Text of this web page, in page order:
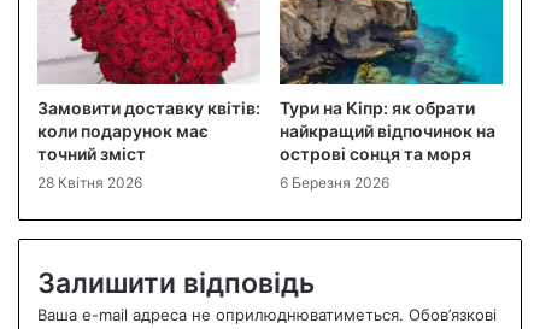
Замовити доставку квітів:
коли подарунок має
точний зміст
28 Квітня 2026
Тури на Кіпр: як обрати
найкращий відпочинок на
острові сонця та моря
6 Березня 2026
Залишити відповідь
Ваша e-mail адреса не оприлюднюватиметься. Обов’язкові